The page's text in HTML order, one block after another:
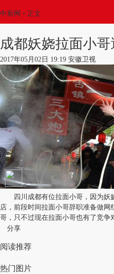
中新网 • 正文
成都妖娆拉面小
2017年05月02日 19:19 安徽卫视
四川成都有位拉面小哥，因为妖
店，前段时间拉面小哥辞职准备做
哥，只不过现在拉面小哥也有了竞争
分享
阅读推荐
热门图片